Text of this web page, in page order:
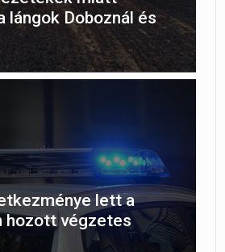
lángok Doboznál és
lett a
hozott végzetes